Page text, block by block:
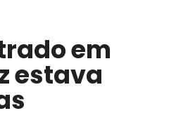
estava